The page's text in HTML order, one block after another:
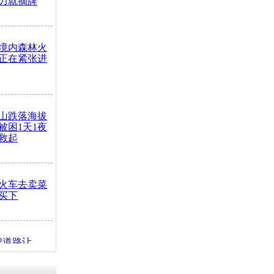
内森林火
在紧张进
跌落海拔
困1天1夜
起
车去卖菜
下
道路让
发疾病交